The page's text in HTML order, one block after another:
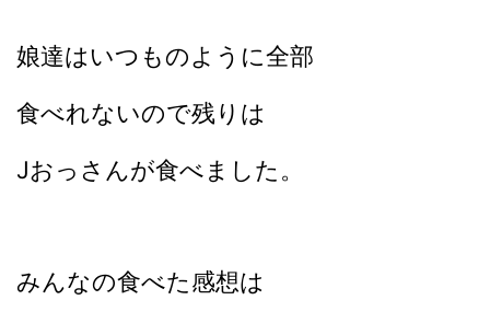
娘達はいつものように全部
食べれないので残りは
Jおっさんが食べました。
みんなの食べた感想は